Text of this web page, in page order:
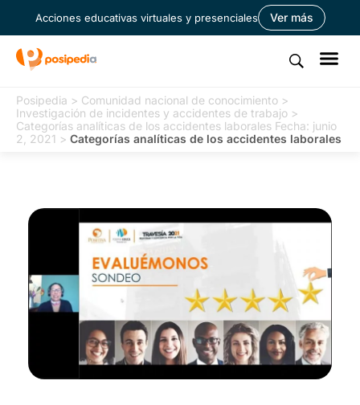
Acciones educativas virtuales y presenciales Ver más
Posipedia > Comunidad nacional de conocimiento >
Investigación de incidentes y accidentes de trabajo >
Categorías analíticas de los accidentes laborales Fecha: junio
2, 2021 > Categorías analíticas de los accidentes laborales